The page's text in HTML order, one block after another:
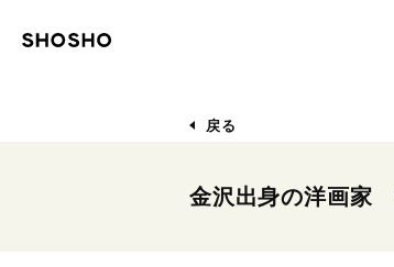
戻る
金沢出身の洋画